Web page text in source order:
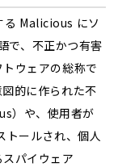
る Malicious にソ
で、不正かつ有害
ウェアの総称で
的に作られた不
）や、使用者が
トールされ、個人
パイウェア